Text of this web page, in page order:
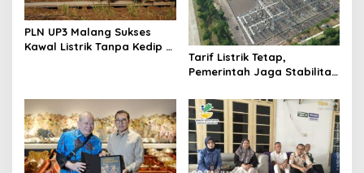
PLN UP3 Malang Sukses
Kawal Listrik Tanpa Kedip di
Tarif Listrik Tetap,
Pemerintah Jaga Stabilitas